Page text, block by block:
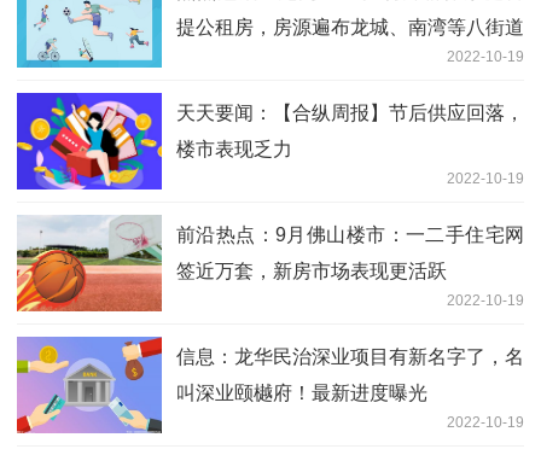
提公租房，房源遍布龙城、南湾等八街道
2022-10-19
天天要闻：【合纵周报】节后供应回落，
楼市表现乏力
2022-10-19
前沿热点：9月佛山楼市：一二手住宅网
签近万套，新房市场表现更活跃
2022-10-19
信息：龙华民治深业项目有新名字了，名
叫深业颐樾府！最新进度曝光
2022-10-19